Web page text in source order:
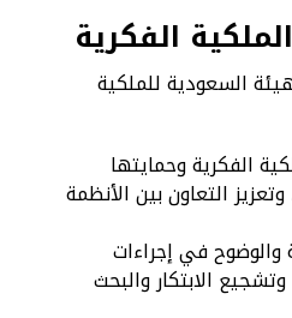
الفكرية
السعودية للملكية
الفكرية وحمايتها
التعاون بين الأنظمة
في إجراءات
الابتكار والبحث